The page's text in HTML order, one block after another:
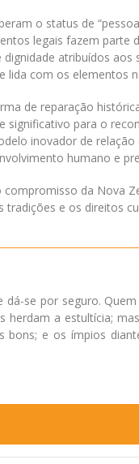
o status de
legais fazem parte
atribuídos aos
lida com os elementos
de reparação
significativo para o
inovador de relação
humano e
da Nova
tradições e os direitos
se por seguro.
herdam a estultícia;
bons; e os ímpios